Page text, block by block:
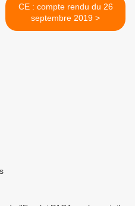
CE : compte rendu du 26
septembre 2019 >